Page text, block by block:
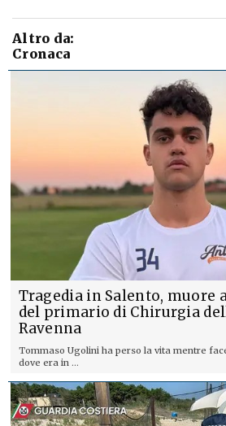
Altro da:
Cronaca
Tragedia in Salento, muore
del primario di Chirurgia
Ravenna
Tommaso Ugolini ha perso la vita mentre
dove era in ...